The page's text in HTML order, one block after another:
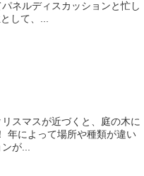
ネルディスカッションと忙し
して、...
スマスが近づくと、庭の木に
年によって場所や種類が違い
が...